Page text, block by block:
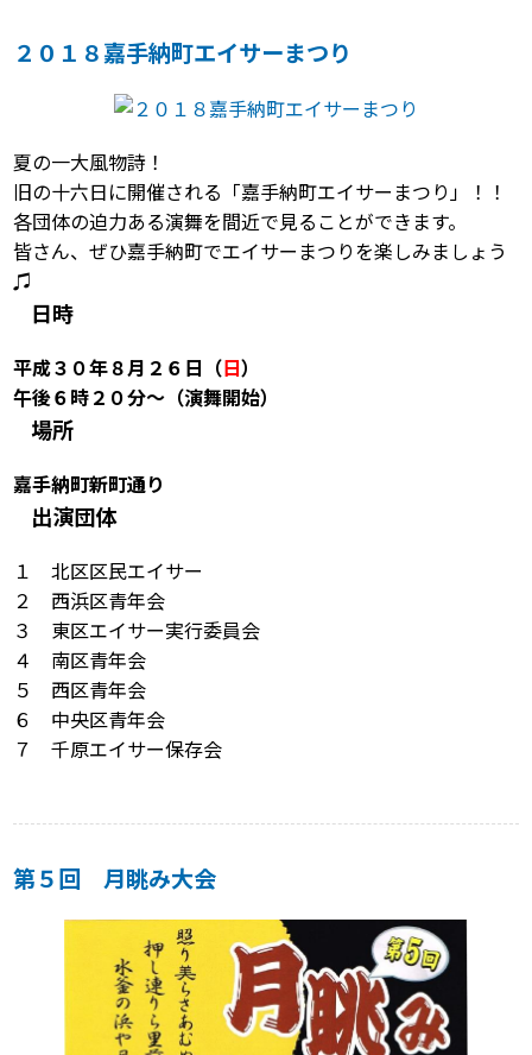
２０１８嘉手納町エイサーまつり
夏の一大風物詩！
旧の十六日に開催される「嘉手納町エイサーまつり」！！
各団体の迫力ある演舞を間近で見ることができます。
皆さん、ぜひ嘉手納町でエイサーまつりを楽しみましょう
♫
日時
平成３０年８月２６日（日）
午後６時２０分～（演舞開始）
場所
嘉手納町新町通り
出演団体
１ 北区区民エイサー
２ 西浜区青年会
３ 東区エイサー実行委員会
４ 南区青年会
５ 西区青年会
６ 中央区青年会
７ 千原エイサー保存会
第５回 月眺み大会